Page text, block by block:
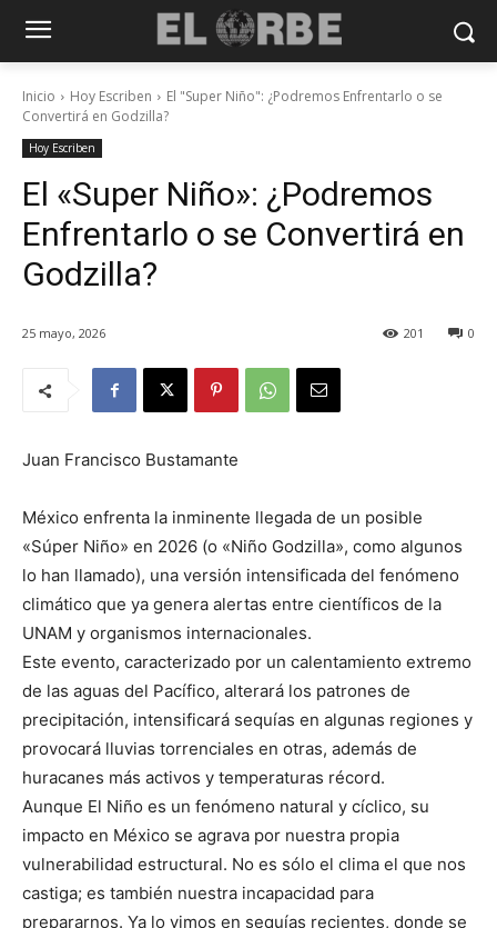
Inicio Hoy Escriben
El "Super Niño": ¿Podremos Enfrentarlo o se
Convertirá en Godzilla?
Hoy Escriben
El «Super Niño»: ¿Podremos
Enfrentarlo o se Convertirá en
Godzilla?
25 mayo, 2026 0
201
Juan Francisco Bustamante
México enfrenta la inminente llegada de un posible
«Súper Niño» en 2026 (o «Niño Godzilla», como algunos
lo han llamado), una versión intensificada del fenómeno
climático que ya genera alertas entre científicos de la
UNAM y organismos internacionales.
Este evento, caracterizado por un calentamiento extremo
de las aguas del Pacífico, alterará los patrones de
precipitación, intensificará sequías en algunas regiones y
provocará lluvias torrenciales en otras, además de
huracanes más activos y temperaturas récord.
Aunque El Niño es un fenómeno natural y cíclico, su
impacto en México se agrava por nuestra propia
vulnerabilidad estructural. No es sólo el clima el que nos
castiga; es también nuestra incapacidad para
prepararnos. Ya lo vimos en sequías recientes, donde se